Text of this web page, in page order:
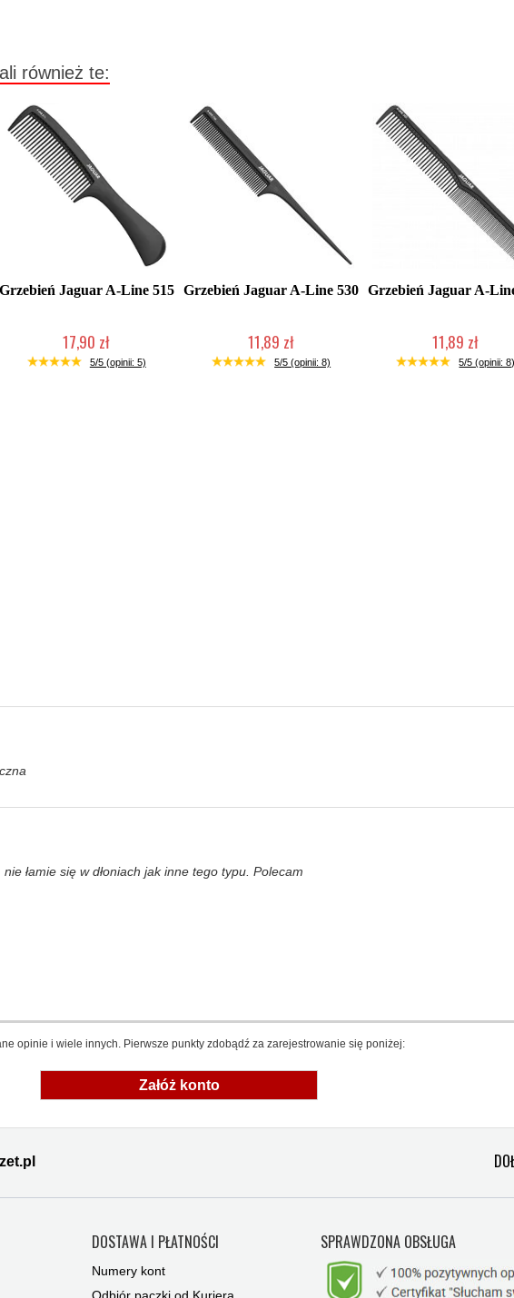
również te:
Grzebień Jaguar A-Line 515
17,90 zł
Duża ilość (wysyłka w 24h)
5/5 (opinii: 5)
Grzebień Jaguar A-Line 530
11,89 zł
Duża ilość (wysyłka w 24h)
5/5 (opinii: 8)
Grzebień Jaguar A-
11,89 zł
2-5 dni roboczych
5/5 (opinii: 8)
łamie się w dłoniach jak inne tego typu. Polecam
opinie i wiele innych. Pierwsze punkty zdobądź za zarejestrowanie się poniżej:
Załóż konto
DOSTAWA I PŁATNOŚCI
Numery kont
SPRAWDZONA OBSŁUGA